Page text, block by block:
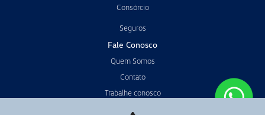
Consórcio
Seguros
Fale Conosco
Quem Somos
Contato
Trabalhe conosco